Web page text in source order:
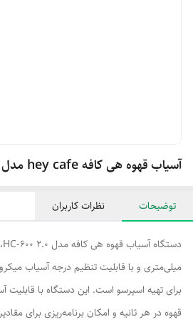
آسیاب قهوه هی کافه hey cafe مدل hc-600
توضیحات نظرات کاربران
قهوه در هر ثانیه و امکان برنامه‌ریزی برای